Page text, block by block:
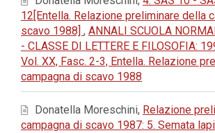
12[Entella. Relazione preliminare della
scavo 1988] , ANNALI SCUOLA
- CLASSE DI LETTERE E FILOSOFIA:
Vol. XX, Fasc. 2-3, Entella. Relazione
campagna di scavo 1988
Donatella Moreschini, Relazione
campagna di scavo 1987: 5. Semata